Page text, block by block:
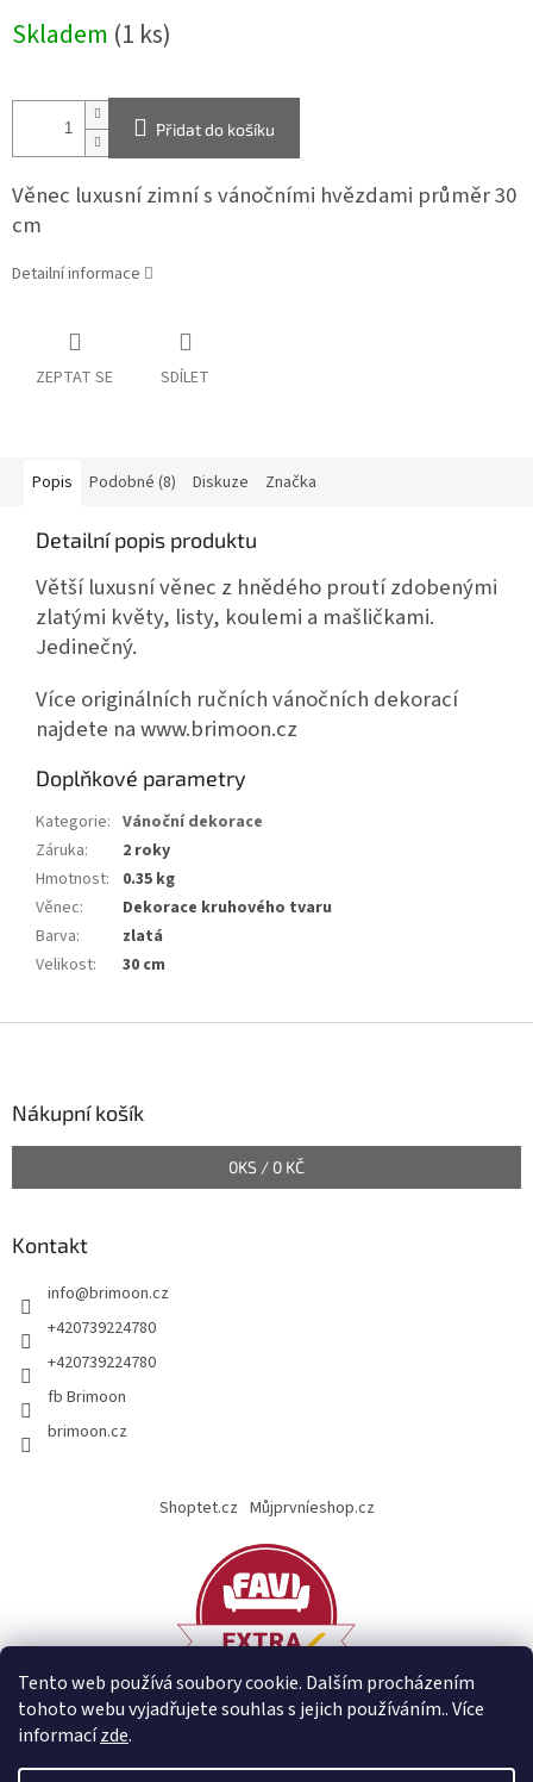
Tento web používá soubory cookie. Dalším procházením
tohoto webu vyjadřujete souhlas s jejich používáním.. Více
informacízde.
cena:
Skladem (1 ks)
Přidat do košíku
Věnec luxusní zimní s vánočními hvězdami průměr 30
cm
Detailní informace
ZEPTAT SE SDÍLET
Popis Podobné (8) Diskuze Značka
Detailní popis produktu
Větší luxusní věnec z hnědého proutí zdobenými
zlatými květy, listy, koulemi a mašličkami.
Jedinečný.
Více originálních ručních vánočních dekorací
najdete na www.brimoon.cz
Doplňkové parametry
Kategorie: Vánoční dekorace
Záruka:
2 roky
Hmotnost:
0.35 kg
Věnec:
Dekorace kruhového tvaru
Barva:
zlatá
Velikost: 30 cm
Nákupní košík
0KS / 0 KČ
Kontakt
info@brimoon.cz
+420739224780
+420739224780
fb Brimoon
brimoon.cz
Shoptet.cz Můjprvníeshop.cz